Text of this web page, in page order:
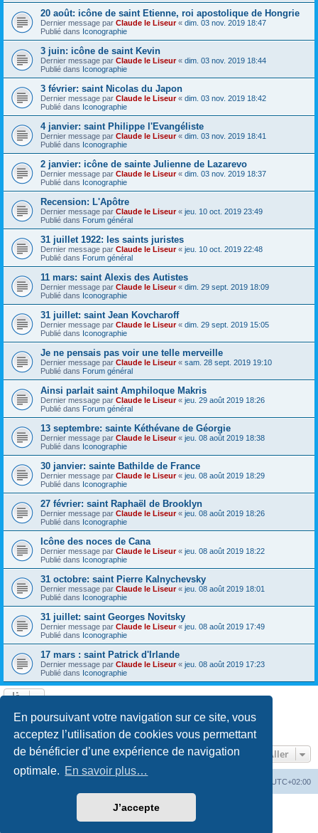
En poursuivant votre navigation sur ce site, vous
acceptez l’utilisation de cookies vous permettant
de bénéficier d’une expérience de navigation
optimale. En savoir plus…
J’accepte
20 août: icône de saint Etienne, roi apostolique de Hongrie
Dernier message par Claude le Liseur« dim. 03 nov. 2019 18:47
Publié dans Iconographie
3 juin: icône de saint Kevin
Dernier message par Claude le Liseur« dim. 03 nov. 2019 18:44
Publié dans Iconographie
3 février: saint Nicolas du Japon
Dernier message par Claude le Liseur« dim. 03 nov. 2019 18:42
Publié dans Iconographie
4 janvier: saint Philippe l'Evangéliste
Dernier message par Claude le Liseur« dim. 03 nov. 2019 18:41
Publié dans Iconographie
2 janvier: icône de sainte Julienne de Lazarevo
Dernier message par Claude le Liseur« dim. 03 nov. 2019 18:37
Publié dans Iconographie
Recension: L'Apôtre
Dernier message par Claude le Liseur« jeu. 10 oct. 2019 23:49
Publié dans Forum général
31 juillet 1922: les saints juristes
Dernier message par Claude le Liseur« jeu. 10 oct. 2019 22:48
Publié dans Forum général
11 mars: saint Alexis des Autistes
Dernier message par Claude le Liseur« dim. 29 sept. 2019 18:09
Publié dans Iconographie
31 juillet: saint Jean Kovcharoff
Dernier message par Claude le Liseur« dim. 29 sept. 2019 15:05
Publié dans Iconographie
Je ne pensais pas voir une telle merveille
Dernier message par Claude le Liseur« sam. 28 sept. 2019 19:10
Publié dans Forum général
Ainsi parlait saint Amphiloque Makris
Dernier message par Claude le Liseur« jeu. 29 août 2019 18:26
Publié dans Forum général
13 septembre: sainte Kéthévane de Géorgie
Dernier message par Claude le Liseur« jeu. 08 août 2019 18:38
Publié dans Iconographie
30 janvier: sainte Bathilde de France
Dernier message par Claude le Liseur« jeu. 08 août 2019 18:29
Publié dans Iconographie
27 février: saint Raphaël de Brooklyn
Dernier message par Claude le Liseur« jeu. 08 août 2019 18:26
Publié dans Iconographie
Icône des noces de Cana
Dernier message par Claude le Liseur« jeu. 08 août 2019 18:22
Publié dans Iconographie
31 octobre: saint Pierre Kalnychevsky
Dernier message par Claude le Liseur« jeu. 08 août 2019 18:01
Publié dans Iconographie
31 juillet: saint Georges Novitsky
Dernier message par Claude le Liseur« jeu. 08 août 2019 17:49
Publié dans Iconographie
17 mars : saint Patrick d'Irlande
Dernier message par Claude le Liseur« jeu. 08 août 2019 17:23
Publié dans Iconographie
Page1sur20
3
Aller
UTC+02:00
phpBB® Forum Software © phpBB Limited
©